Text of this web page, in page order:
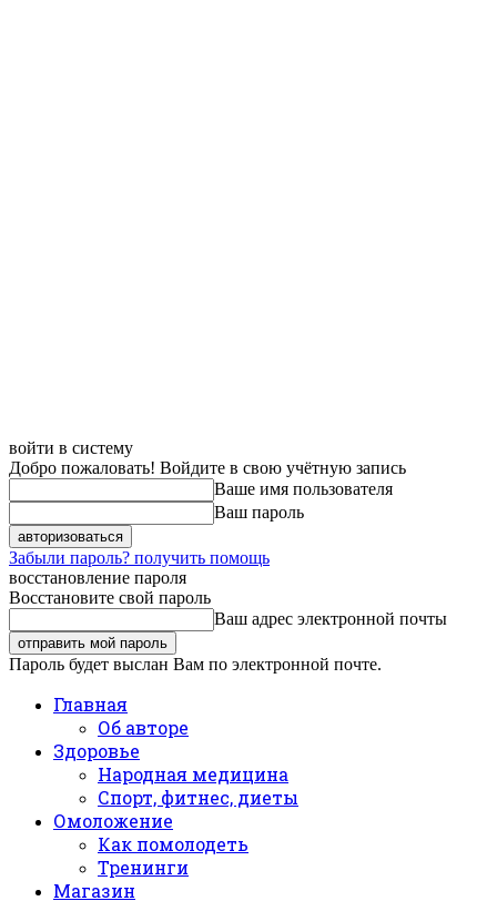
войти в систему
Добро пожаловать! Войдите в свою учётную запись
Ваше имя пользователя
Ваш пароль
Забыли пароль? получить помощь
восстановление пароля
Восстановите свой пароль
Ваш адрес электронной почты
Пароль будет выслан Вам по электронной почте.
Главная
Об авторе
Здоровье
Народная медицина
Спорт, фитнес, диеты
Омоложение
Как помолодеть
Тренинги
Магазин